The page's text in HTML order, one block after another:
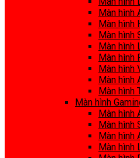
Màn hình
Màn hình
Màn hình
Màn hình
Màn hình
Màn hình
Màn hình
Màn hình
Màn hình
Màn hình
Màn hình
Màn hình
Màn hình